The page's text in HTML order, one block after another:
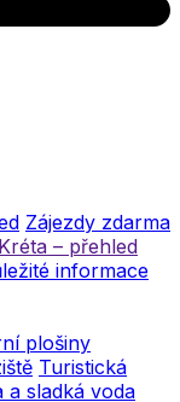
Zájezdy zdarma
Kréta – přehled
informace
plošiny
Turistická
a sladká voda